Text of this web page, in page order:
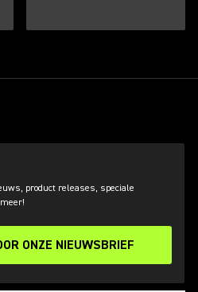
product releases, speciale
ONZE NIEUWSBRIEF